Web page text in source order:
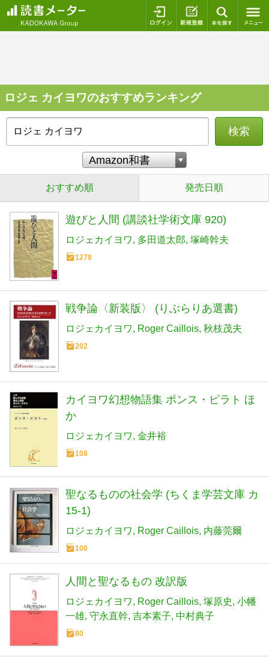
ログイン 新規登録
ロジェ カイヨワのおすすめランキング
検索
おすすめ順 発売日順
遊びと人間 (講談社学術文庫 920)
ロジェカイヨワ 多田道太郎 塚崎幹夫
1278
戦争論〈新装版〉 (りぶらりあ選書)
ロジェカイヨワ Roger Caillois 秋枝茂夫
202
カイヨワ幻想物語集 ポンス・ピラト ほ
か
ロジェカイヨワ 金井裕
108
聖なるものの社会学 (ちくま学芸文庫 カ
15-1)
ロジェカイヨワ Roger Caillois 内藤莞爾
100
人間と聖なるもの 改訳版
ロジェカイヨワ Roger Caillois 塚原史 小幡
一雄 守永直幹 吉本素子 中村典子
80